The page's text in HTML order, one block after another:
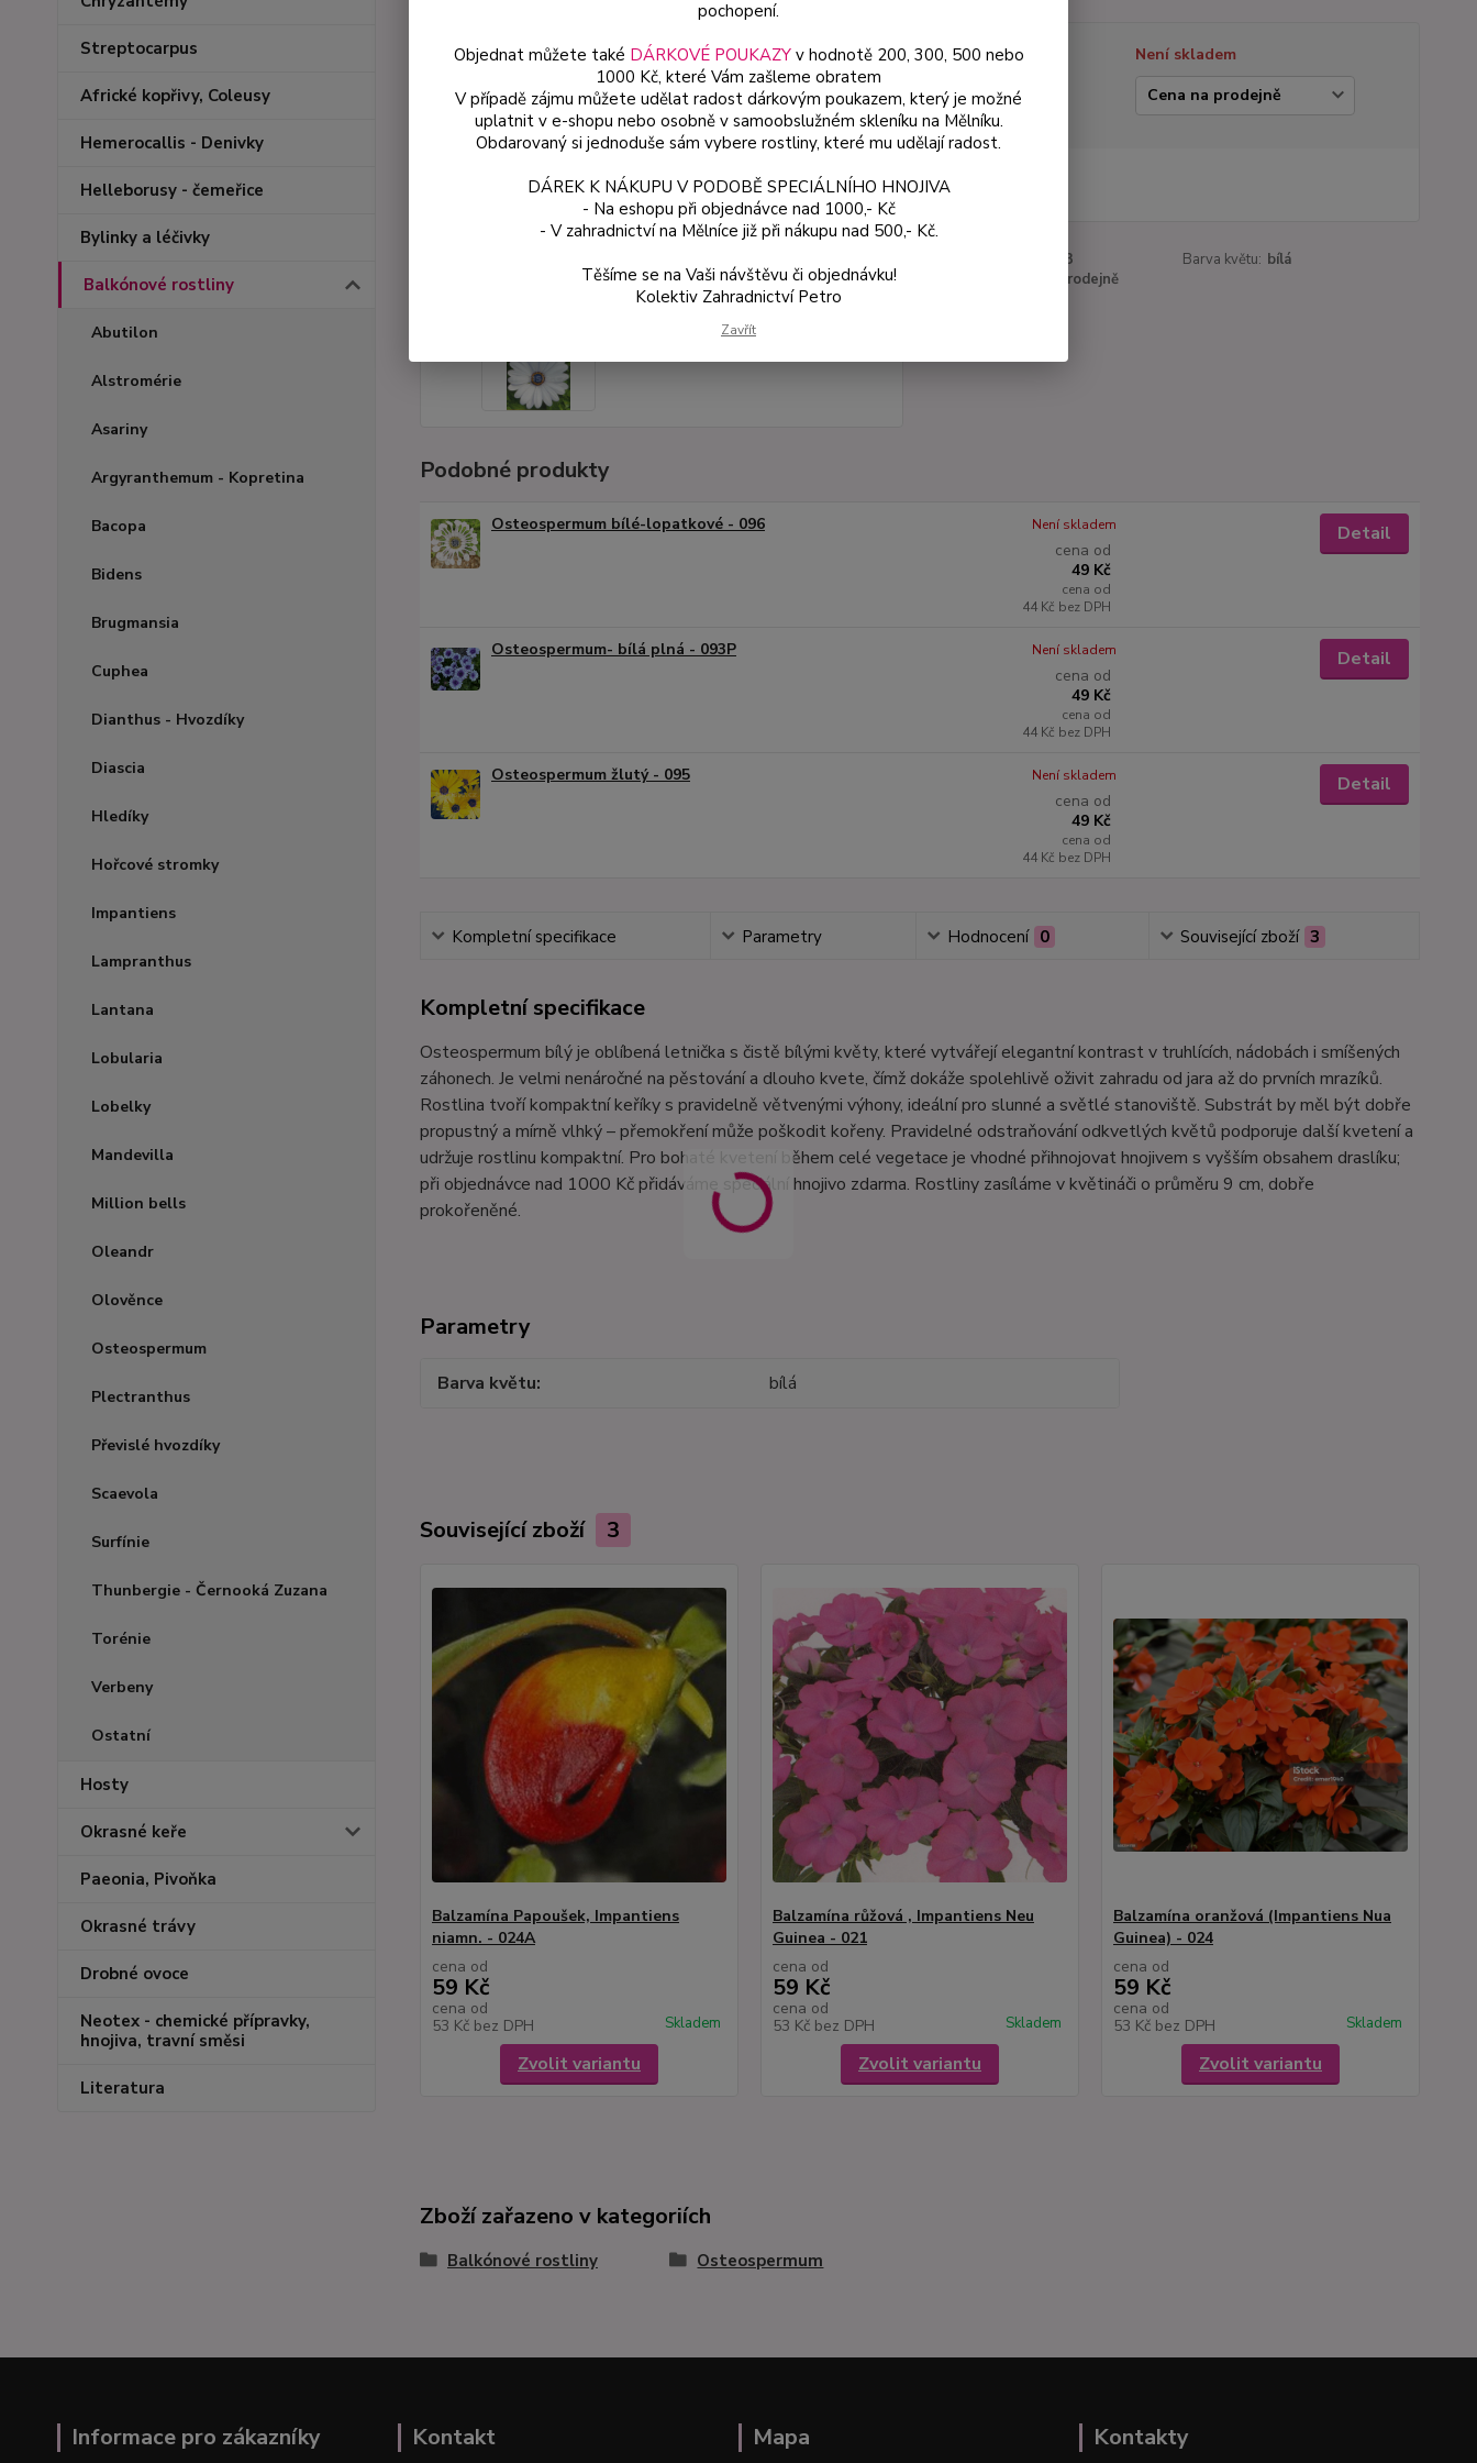
Streptocarpus
Africké kopřivy, Coleusy
Hemerocallis - Denivky
Helleborusy - čemeřice
Bylinky a léčivky
Balkónové rostliny
Abutilon
Alstromérie
Asariny
Argyranthemum - Kopretina
Bacopa
Bidens
Brugmansia
Cuphea
Dianthus - Hvozdíky
Diascia
Hledíky
Hořcové stromky
Impantiens
Lampranthus
Lantana
Lobularia
Lobelky
Mandevilla
Million bells
Oleandr
Olověnce
Osteospermum
Plectranthus
Převislé hvozdíky
Scaevola
Surfínie
Thunbergie - Černooká Zuzana
Torénie
Verbeny
Ostatní
Hosty
Okrasné keře
Paeonia, Pivoňka
Okrasné trávy
Drobné ovoce
Neotex - chemické přípravky,
hnojiva, travní směsi
Literatura
Dostupnost
Není skladem
Varianta
93-3 Barva květu: bílá
Cena na prodejně
Podobné produkty
Osteospermum bílé-lopatkové - 096
cena od
49 Kč
cena od
44 Kč bez DPH
Není skladem Detail
Osteospermum- bílá plná - 093P
cena od
49 Kč
cena od
44 Kč bez DPH
Není skladem Detail
Osteospermum žlutý - 095
cena od
49 Kč
cena od
44 Kč bez DPH
Není skladem Detail
Kompletní specifikace Parametry Hodnocení 0 Související zboží 3
Kompletní specifikace
Osteospermum bílý je oblíbená letnička s čistě bílými květy, které vytvářejí elegantní kontrast v truhlících, nádobách i smíšených
záhonech. Je velmi nenáročné na pěstování a dlouho kvete, čímž dokáže spolehlivě oživit zahradu od jara až do prvních mrazíků.
Rostlina tvoří kompaktní keříky s pravidelně větvenými výhony, ideální pro slunné a světlé stanoviště. Substrát by měl být dobře
propustný a mírně vlhký – přemokření může poškodit kořeny. Pravidelné odstraňování odkvetlých květů podporuje další kvetení a
udržuje rostlinu kompaktní. Pro bohaté kvetení během celé vegetace je vhodné přihnojovat hnojivem s vyšším obsahem draslíku;
při objednávce nad 1000 Kč přidáváme speciální hnojivo zdarma. Rostliny zasíláme v květináči o průměru 9 cm, dobře
prokořeněné.
Parametry
Barva květu bílá
Související zboží 3
Balzamína Papoušek, Impantiens
niamn. - 024A
cena od
59 Kč
cena od
53 Kč bez DPH Skladem
Zvolit variantu
Balzamína růžová , Impantiens Neu
Guinea - 021
cena od
59 Kč
cena od
53 Kč bez DPH Skladem
Zvolit variantu
Balzamína oranžová (Impantiens Nua
Guinea) - 024
cena od
59 Kč
cena od
53 Kč bez DPH Skladem
Zvolit variantu
Zboží zařazeno v kategoriích
Balkónové rostliny Osteospermum
Informace pro zákazníky Kontakt Mapa Kontakty
pochopení.
Objednat můžete také DÁRKOVÉ POUKAZYv hodnotě 200, 300, 500 nebo
1000 Kč, které Vám zašleme obratem
V případě zájmu můžete udělat radost dárkovým poukazem, který je možné
uplatnit v e-shopu nebo osobně v samoobslužném skleníku na Mělníku.
Obdarovaný si jednoduše sám vybere rostliny, které mu udělají radost.
DÁREK K NÁKUPU V PODOBĚ SPECIÁLNÍHO HNOJIVA
- Na eshopu při objednávce nad 1000,- Kč
- V zahradnictví na Mělníce již při nákupu nad 500,- Kč.
Těšíme se na Vaši návštěvu či objednávku!
Kolektiv Zahradnictví Petro
Zavřít